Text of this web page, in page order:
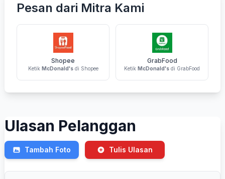
Pesan dari Mitra Kami
Shopee
Ketik McDonald'sdi Shopee
GrabFood
Ketik McDonald's di GrabFood
Ulasan Pelanggan
Tambah Foto Tulis Ulasan